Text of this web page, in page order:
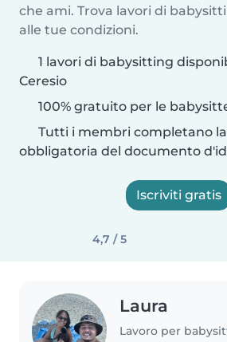
che ami. Trova lavori di
alle tue condizioni.
1 lavori di babysitting
Ceresio
100% gratuito per le
Tutti i membri completano
obbligatoria del documento
Iscriviti gratis
4,7 / 5
Laura